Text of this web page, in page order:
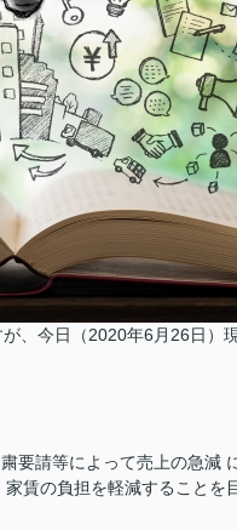
、今日（2020年6月26日）
要請等によって売上の急減
賃の負担を軽減すること